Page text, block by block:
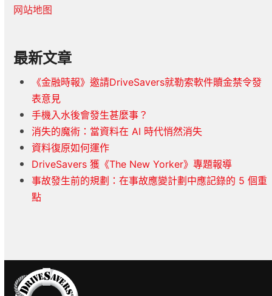
网站地图
最新文章
《金融時報》邀請DriveSavers就勒索軟件贖金禁令發
表意見
手機入水後會發生甚麼事？
消失的魔術：當資料在 AI 時代悄然消失
資料復原如何運作
DriveSavers 獲《The New Yorker》專題報導
事故發生前的規劃：在事故應變計劃中應記錄的 5 個重
點